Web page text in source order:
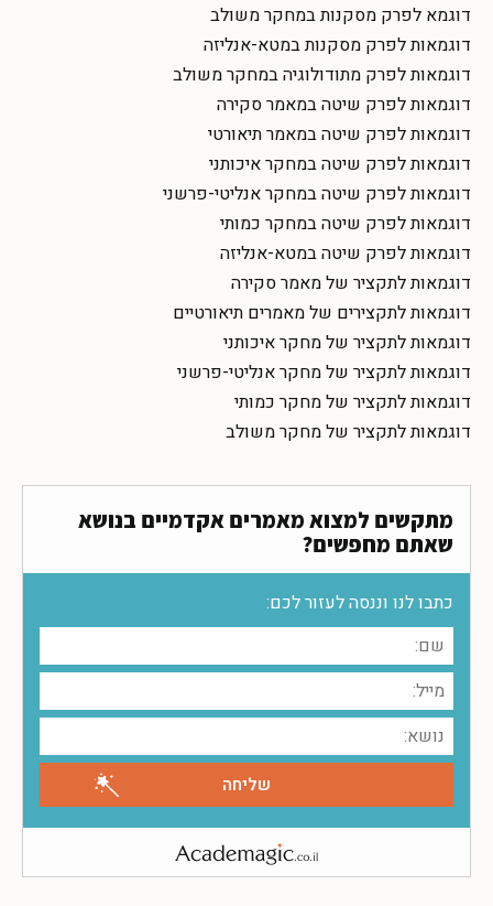
דוגמא לפרק מסקנות במחקר משולב
דוגמאות לפרק מסקנות במטא-אנליזה
דוגמאות לפרק מתודולוגיה במחקר משולב
דוגמאות לפרק שיטה במאמר סקירה
דוגמאות לפרק שיטה במאמר תיאורטי
דוגמאות לפרק שיטה במחקר איכותני
דוגמאות לפרק שיטה במחקר אנליטי-פרשני
דוגמאות לפרק שיטה במחקר כמותי
דוגמאות לפרק שיטה במטא-אנליזה
דוגמאות לתקציר של מאמר סקירה
דוגמאות לתקצירים של מאמרים תיאורטיים
דוגמאות לתקציר של מחקר איכותני
דוגמאות לתקציר של מחקר אנליטי-פרשני
דוגמאות לתקציר של מחקר כמותי
דוגמאות לתקציר של מחקר משולב
מתקשים למצוא מאמרים אקדמיים בנושא
שאתם מחפשים?
כתבו לנו וננסה לעזור לכם: